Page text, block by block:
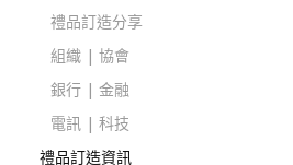
禮品訂造分享
組織 | 協會
銀行 | 金融
電訊 | 科技
禮品訂造資訊